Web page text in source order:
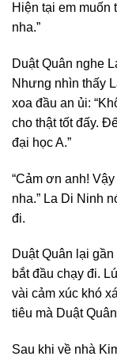
Hiện tại em muốn
nha.”
Duật Quân nghe
Nhưng nhìn thấy
xoa đầu an ủi:
cho thật tốt đấy.
đại học A.”
“Cảm ơn anh!
nha.” La Di Ninh
đi.
Duật Quân lại
bắt đầu chạy đi.
vài cảm xúc khó
tiêu mà Duật
Sau khi về nhà